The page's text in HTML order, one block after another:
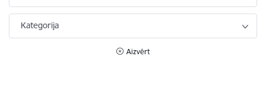
Kategorija
Aizvērt